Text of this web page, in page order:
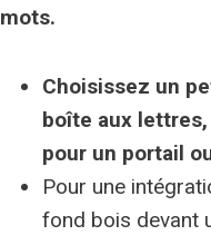
mots.
Choisissez un
boîte aux
pour un portail
Pour une
fond bois devant